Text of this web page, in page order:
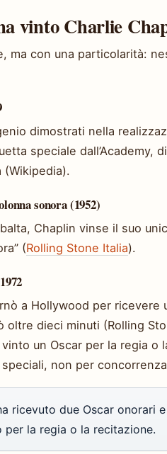
vinto Charlie
ma con una particolarità:
dimostrati nella
speciale dall’Academy,
(Wikipedia).
sonora (1952)
Chaplin vinse il suo
(Rolling Stone Italia).
a Hollywood per ricevere
oltre dieci minuti (Rolling
un Oscar per la regia o
non per
ricevuto due Oscar onorari
per la regia o la recitazione.